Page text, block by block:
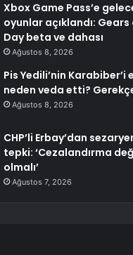
Xbox Game Pass’e
oyunlar açıklandı: Gears
Day beta ve dahası
Ağustos 8, 2026
Pis Yedili’nin Karabiber’i
neden veda etti?
Ağustos 8, 2026
CHP’li Erbay’dan
tepki: ‘Cezalandırma
olmalı’
Ağustos 7, 2026